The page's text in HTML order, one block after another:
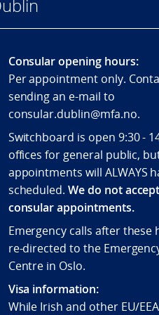
Consular opening hours:
Per appointment only.
sending an e-mail to
consular.dublin@mfa.no.
Switchboard is open 9:30 -
offices for general public,
appointments will ALWAYS
scheduled.We do not
consular appointments.
Emergency calls after these
re-directed to the
Centre in Oslo.
Visa information:
While Irish and other EU/